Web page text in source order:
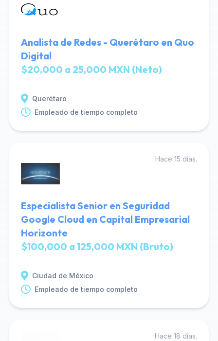
Analista de Redes - Querétaro en Quo
Digital
$20,000 a 25,000 MXN (Neto)
Querétaro
Empleado de tiempo completo
Hace 15 días.
Especialista Senior en Seguridad
Google Cloud en Capital Empresarial
Horizonte
$100,000 a 125,000 MXN (Bruto)
Ciudad de México
Empleado de tiempo completo
Hace 18 días.